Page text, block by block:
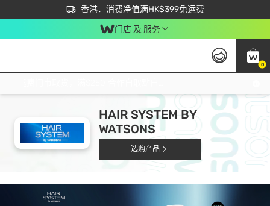
香港．消费净值满HK$399免运费
立即成为易赏钱会员尽享独家优惠
首次APP下单买满$450 输入 NEWAPP 即减$50
门店 及 服务
0
HAIR SYSTEM BY
WATSONS
选购产品